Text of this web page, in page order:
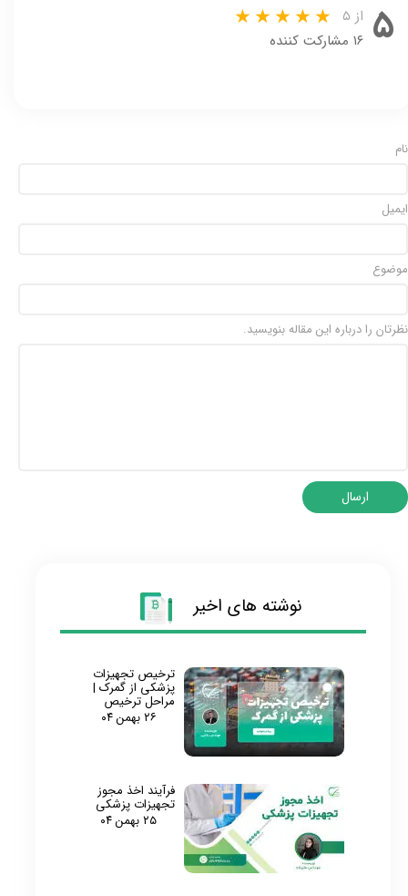
۵ از ۵
۱۶ مشارکت کننده
نام
ایمیل
موضوع
نظرتان را درباره این مقاله بنویسید.
ارسال
نوشته های اخیر
ترخیص تجهیزات
پزشکی از گمرک |
مراحل ترخیص
۲۶ بهمن ۰۴
فرآیند اخذ مجوز
تجهیزات پزشکی
۲۵ بهمن ۰۴